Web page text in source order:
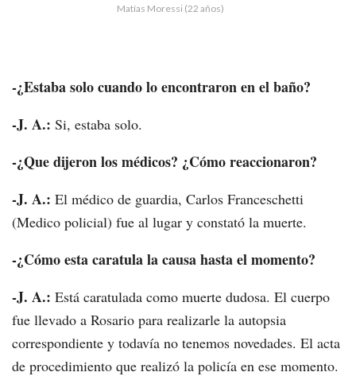
Matías Moressi (22 años)
-¿Estaba solo cuando lo encontraron en el baño?
-J. A.: Si, estaba solo.
-¿Que dijeron los médicos? ¿Cómo reaccionaron?
-J. A.: El médico de guardia, Carlos Franceschetti
(Medico policial) fue al lugar y constató la muerte.
-¿Cómo esta caratula la causa hasta el momento?
-J. A.: Está caratulada como muerte dudosa. El cuerpo
fue llevado a Rosario para realizarle la autopsia
correspondiente y todavía no tenemos novedades. El acta
de procedimiento que realizó la policía en ese momento.